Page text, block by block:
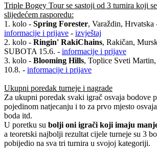
Triple Bogey Tour se sastoji od 3 turnira koji
slijedećem rasporedu:
1. kolo - Spring Forester, Varaždin,
informacije i prijave - izvještaj
2. kolo - Ringin' RakiChains, Rakičan,
SUBOTA 15.6. - informacije i prijave
3. kolo - Blooming Hills, Toplice Sveti
10.8. - informacije i prijave
Ukupni poredak turneje i nagrade
Za ukupni poredak svaki igrač osvaja bodove
pojedinom natjecanju i to za prvo mjesto
boda itd.
U poretku su bolji oni igrači koji imaju
a teoretski najbolji rezultat cijele turneje su 3
pobijedio na sva tri turnira u svojoj kategoriji.